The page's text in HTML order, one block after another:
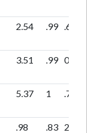
2.54 .99 .66
3.51 .99 0
5.37 1 .7
.98 .83 2.7